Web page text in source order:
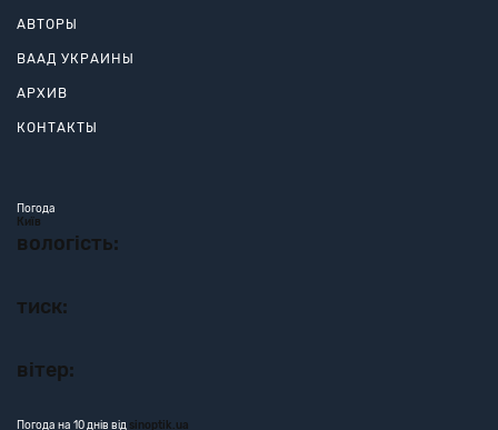
АВТОРЫ
ВААД УКРАИНЫ
АРХИВ
КОНТАКТЫ
Погода
Київ
вологість:
тиск:
вітер:
Погода на 10 днів від sinoptik.ua